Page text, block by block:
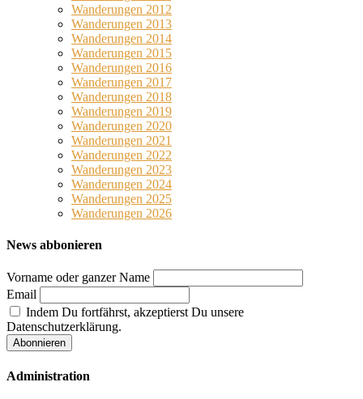
Wanderungen 2012
Wanderungen 2013
Wanderungen 2014
Wanderungen 2015
Wanderungen 2016
Wanderungen 2017
Wanderungen 2018
Wanderungen 2019
Wanderungen 2020
Wanderungen 2021
Wanderungen 2022
Wanderungen 2023
Wanderungen 2024
Wanderungen 2025
Wanderungen 2026
News abbonieren
Vorname oder ganzer Name
Email
Indem Du fortfährst, akzeptierst Du unsere
Datenschutzerklärung.
Administration